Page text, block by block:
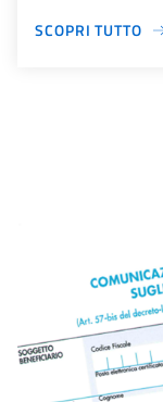
SCOPRI TUTTO